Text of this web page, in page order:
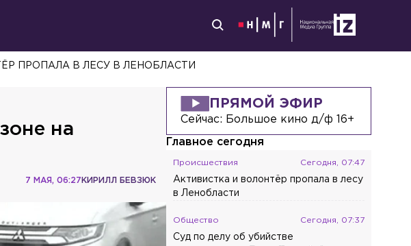
ПРОПАЛА В ЛЕСУ В ЛЕНОБЛАСТИ
на
КИРИЛЛ БЕВЗЮК
7 МАЯ, 06:27
ПРЯМОЙ ЭФИР
Сейчас: Большое кино д/ф 16+
Главное сегодня
Происшествия Сегодня, 07:47
Активистка и волонтёр пропала в лесу
в Ленобласти
Общество Сегодня, 07:37
Суд по делу об убийстве